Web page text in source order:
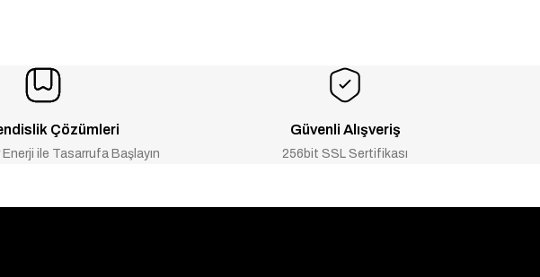
Çözümleri
ile Tasarrufa Başlayın
Güvenli Alışveriş
256bit SSL Sertifikası